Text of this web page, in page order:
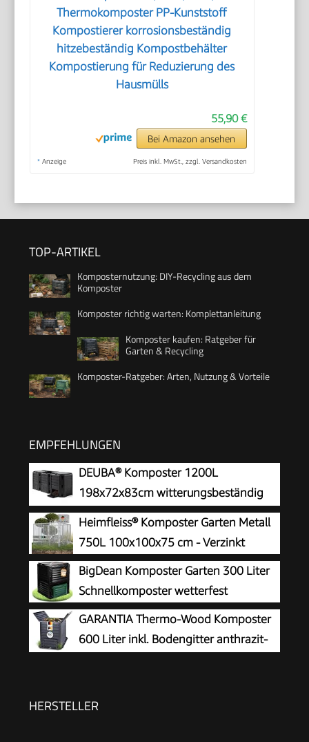
Thermokomposter PP-Kunststoff
Kompostierer korrosionsbeständig
hitzebeständig Kompostbehälter
Kompostierung für Reduzierung des
Hausmülls
55,90 €
Bei Amazon ansehen
* Anzeige Preis inkl. MwSt., zzgl. Versandkosten
TOP-ARTIKEL
Komposternutzung: DIY-Recycling aus dem
Komposter
Komposter richtig warten: Komplettanleitung
Komposter kaufen: Ratgeber für
Garten & Recycling
Komposter-Ratgeber: Arten, Nutzung & Vorteile
EMPFEHLUNGEN
DEUBA® Komposter 1200L
198x72x83cm witterungsbeständig
Deckel klappbar Gartenkomposter
Thermokomposter Schnellkomposter
Heimfleiss® Komposter Garten Metall
750L 100x100x75 cm - Verzinkt
BigDean Komposter Garten 300 Liter
Schnellkomposter wetterfest
GARANTIA Thermo-Wood Komposter
600 Liter inkl. Bodengitter anthrazit-
HERSTELLER